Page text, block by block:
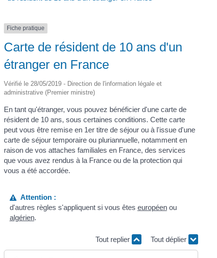
Fiche pratique
Carte de résident de 10 ans d'un
étranger en France
Vérifié le 28/05/2019 - Direction de l'information légale et
administrative (Premier ministre)
En tant qu'étranger, vous pouvez bénéficier d'une carte de
résident de 10 ans, sous certaines conditions. Cette carte
peut vous être remise en 1er titre de séjour ou à l'issue d'une
carte de séjour temporaire ou pluriannuelle, notamment en
raison de vos attaches familiales en France, des services
que vous avez rendus à la France ou de la protection qui
vous a été accordée.
Attention :
d'autres règles s'appliquent si vous êtes européenou
algérien.
Tout replier Tout déplier